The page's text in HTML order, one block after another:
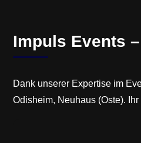
Impuls Events
Dank unserer Expertise im
Odisheim, Neuhaus (Oste).